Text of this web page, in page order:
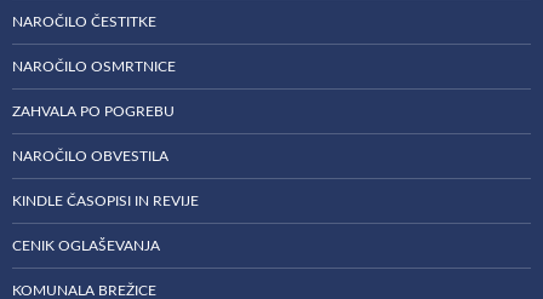
NAROČILO ČESTITKE
NAROČILO OSMRTNICE
ZAHVALA PO POGREBU
NAROČILO OBVESTILA
KINDLE ČASOPISI IN REVIJE
CENIK OGLAŠEVANJA
KOMUNALA BREŽICE